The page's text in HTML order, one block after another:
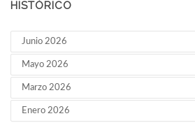
HISTÓRICO
Junio 2026
Mayo 2026
Marzo 2026
Enero 2026